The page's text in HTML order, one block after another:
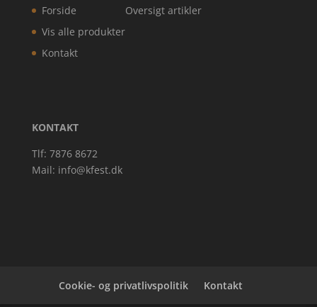
Forside
Vis alle produkter
Kontakt
Oversigt artikler
KONTAKT
Tlf: 7876 8672
Mail: info@kfest.dk
Cookie- og privatlivspolitik Kontakt